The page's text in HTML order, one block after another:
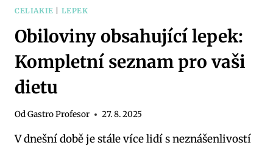
CELIAKIE LEPEK
Obiloviny obsahující lepek:
Kompletní seznam pro vaši
dietu
OdGastro Profesor 27. 8. 2025
V dnešní době je stále více lidí s neznášenlivostí